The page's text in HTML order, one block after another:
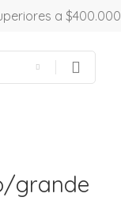
a $400.000
grande